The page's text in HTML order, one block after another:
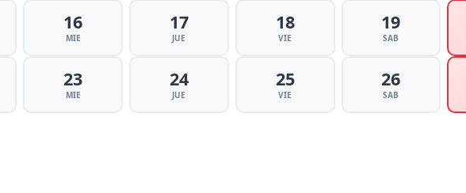
16
MIE
17
JUE
18
VIE
19
SAB
23
MIE
24
JUE
25
VIE
26
SAB